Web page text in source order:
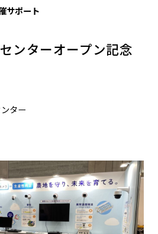
サポート
ンターオープン記念
ター